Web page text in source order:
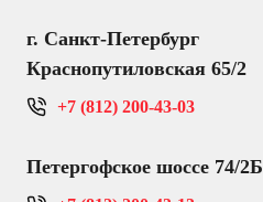
г. Санкт-Петербург
Краснопутиловская 65/2
+7 (812) 200-43-03
Петергофское шоссе 74/2Б